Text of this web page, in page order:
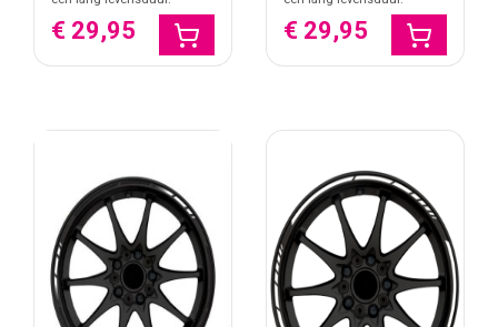
€ 29,95 € 29,95